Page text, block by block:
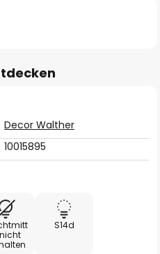
Decor Walther
10015895
S14d